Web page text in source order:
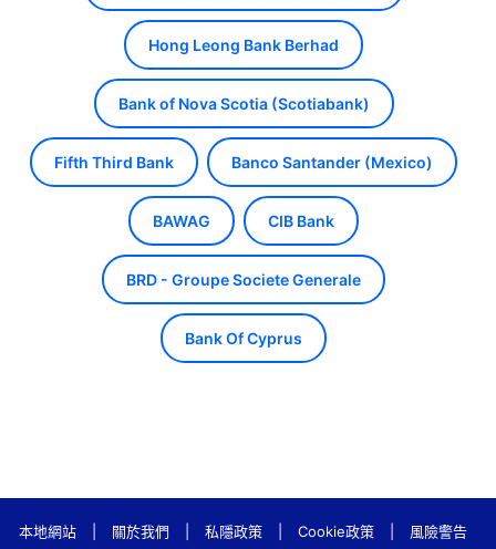
Hong Leong Bank Berhad
Bank of Nova Scotia (Scotiabank)
Fifth Third Bank Banco Santander (Mexico)
BAWAG CIB Bank
BRD - Groupe Societe Generale
Bank Of Cyprus
本地網站 關於我們 私隱政策 Cookie政策 風險警告